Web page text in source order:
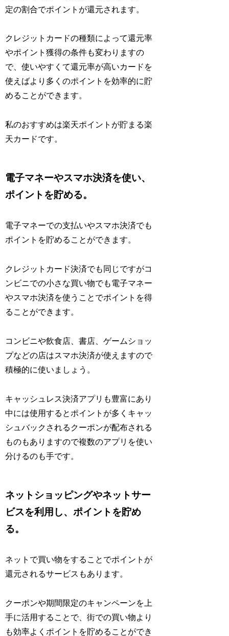
定の割合でポイントが還元されます。
クレジットカードの種類によって還元率
やポイント獲得の条件も変わりますの
で、使いやすくて還元率が高いカードを
使えばより多くのポイントを効率的に貯
めることができます。
私のおすすめは楽天ポイントが貯まる楽
天カードです。
電子マネーやスマホ決済を使い、
ポイントを貯める。
電子マネーでの支払いやスマホ決済でも
ポイントを貯めることができます。
クレジットカード決済でも同じですがコ
ンビニでの小さな買い物でも電子マネー
やスマホ決済を使うことでポイントを得
ることができます。
コンビニや飲食店、書店、ゲームショッ
プなどの店はスマホ決済が使えますので
積極的に使いましょう。
キャッシュレス決済アプリも豊富にあり
中には使用するとポイントが多くキャッ
シュバックされるクーポンが配布される
ものもありますので複数のアプリを使い
分けるのも手です。
ネットショッピングやネットサー
ビスを利用し、ポイントを貯め
る。
ネットで買い物をすることでポイントが
還元されるサービスもあります。
クーポンや期間限定のキャンペーンを上
手に活用することで、街での買い物より
も効率よくポイントを貯めることができ